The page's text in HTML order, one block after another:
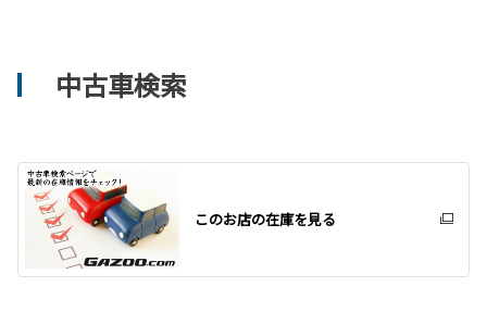
中古車検索
このお店の在庫を見る